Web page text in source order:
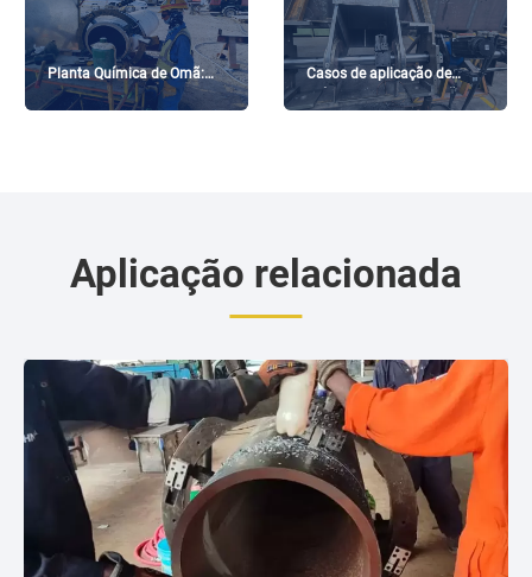
Planta Química de Omã:
Corte e Chanfradura de
Casos de aplicação de
máquinas de perfuração de
Aplicação relacionada